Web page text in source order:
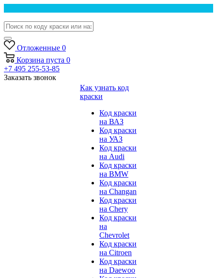
Отложенные 0
Корзина пуста 0
+7 495 255-53-85
Заказать звонок
Как узнать код
краски
Код краски
на ВАЗ
Код краски
на УАЗ
Код краски
на Audi
Код краски
на BMW
Код краски
на Changan
Код краски
на Chery
Код краски
на
Chevrolet
Код краски
на Citroen
Код краски
на Daewoo